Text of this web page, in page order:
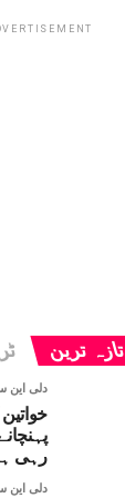
تازہ ترین
دلی این
رہی
دلی این